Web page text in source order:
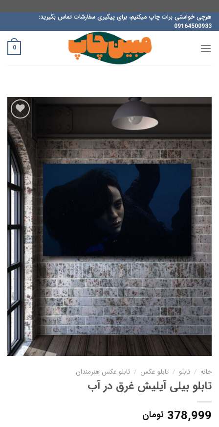
محتوا
بروید
هرچی خواستی برات چاپ میکنیم، برای پیگیری سفارشات تماس بگیرید:
09164500933
0
افزودن
به
علاقه
مندی
ها
خانه / تابلو / تابلو عکس / تابلو عکس هنرمندان
تابلو بیلی آیلیش غرق در آب
378,999 تومان